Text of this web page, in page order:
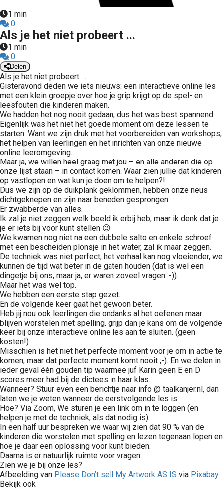
1 min
0
Als je het niet probeert ...
1 min
0
Delen
Als je het niet probeert ….
Gisteravond deden we iets nieuws: een interactieve online les
met een klein groepje over hoe je grip krijgt op de spel- en
leesfouten die kinderen maken.
We hadden het nog nooit gedaan, dus het was best spannend.
Eigenlijk was het niet het goede moment om deze lessen te
starten. Want we zijn druk met het voorbereiden van workshops,
het helpen van leerlingen en het inrichten van onze nieuwe
online leeromgeving.
Maar ja, we willen heel graag met jou – en alle anderen die op
onze lijst staan – in contact komen. Waar zien jullie dat kinderen
op vastlopen en wat kun je doen om te helpen?!
Dus we zijn op de duikplank geklommen, hebben onze neus
dichtgeknepen en zijn naar beneden gesprongen.
Er zwabberde van alles.
Ik zal je niet zeggen welk beeld ik erbij heb, maar ik denk dat je
je er iets bij voor kunt stellen 😉
We kwamen nog niet na een dubbele salto en enkele schroef
met een bescheiden plonsje in het water, zal ik maar zeggen.
De techniek was niet perfect, het verhaal kan nog vloeiender, we
kunnen de tijd wat beter in de gaten houden (dat is wel een
dingetje bij ons, maar ja, er waren zoveel vragen :-)).
Maar het was wel top.
We hebben een eerste stap gezet.
En de volgende keer gaat het gewoon beter.
Heb jij nou ook leerlingen die ondanks al het oefenen maar
blijven worstelen met spelling, grijp dan je kans om de volgende
keer bij onze interactieve online les aan te sluiten. (geen
kosten!)
Misschien is het niet het perfecte moment voor je om in actie te
komen, maar dat perfecte moment komt nooit ;-). En we delen in
ieder geval één gouden tip waarmee juf Karin geen E en D
scores meer had bij de dictees in haar klas.
Wanneer? Stuur even een berichtje naar info @ taalkanjer.nl, dan
laten we je weten wanneer de eerstvolgende les is.
Hoe? Via Zoom, We sturen je een link om in te loggen (en
helpen je met de techniek, als dat nodig is).
In een half uur bespreken we waar wij zien dat 90 % van de
kinderen die worstelen met spelling en lezen tegenaan lopen en
hoe je daar een oplossing voor kunt bieden.
Daarna is er natuurlijk ruimte voor vragen.
Zien we je bij onze les?
Afbeelding van Please Don’t sell My Artwork AS IS via Pixabay
Bekijk ook
niet
worden
om
te
over
van
op
gebruikt
te
de
Hierdoor
website-
van